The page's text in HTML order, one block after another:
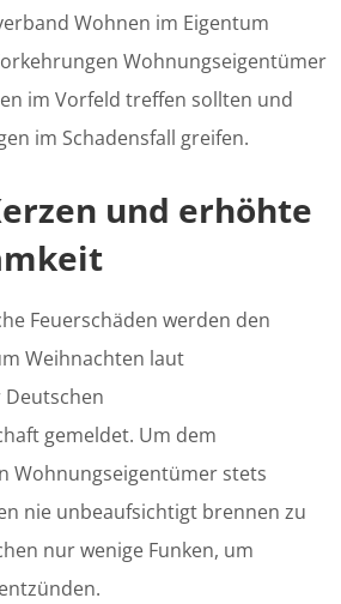
Wohnen im Eigentum
Wohnungseigentümer
im Vorfeld treffen sollten und
im Schadensfall greifen.
und erhöhte
Feuerschäden werden den
Weihnachten laut
gemeldet. Um dem
Wohnungseigentümer stets
nie unbeaufsichtigt brennen zu
nur wenige Funken, um